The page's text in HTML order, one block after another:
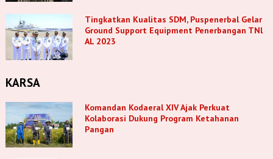
Tingkatkan Kualitas SDM, Puspenerbal Gelar
Ground Support Equipment Penerbangan TNl
AL 2023
KARSA
Komandan Kodaeral XIV Ajak Perkuat
Kolaborasi Dukung Program Ketahanan
Pangan